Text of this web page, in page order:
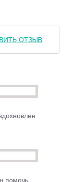
ОТЗЫВ
помочь